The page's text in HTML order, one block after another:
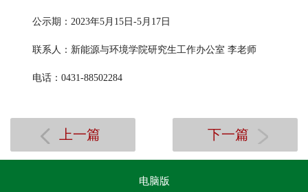
公示期：2023年5月 15 日 -5月 17 日
联系人：新能源与环境学院研究生工作办公室 李老师
电话：0431-88502284
上一篇 下一篇
电脑版